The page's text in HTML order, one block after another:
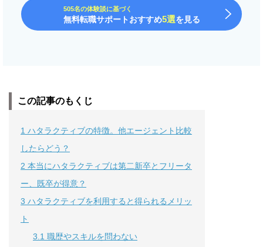
505名の体験談に基づく
無料転職サポートおすすめ5選を見る
この記事のもくじ
1 ハタラクティブの特徴。他エージェント比較
したらどう？
2 本当にハタラクティブは第二新卒とフリータ
ー、既卒が得意？
3 ハタラクティブを利用すると得られるメリッ
ト
3.1 職歴やスキルを問わない